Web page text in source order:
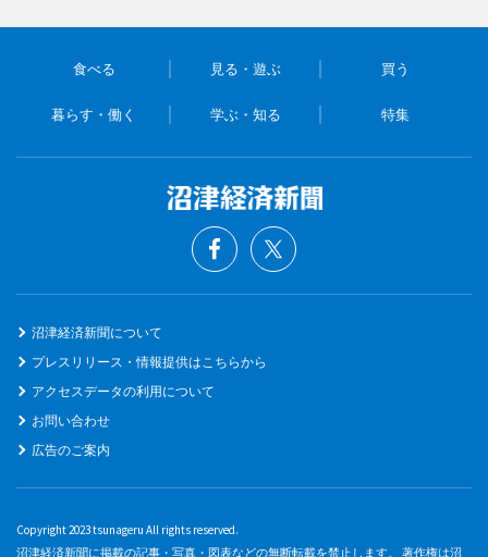
食べる 見る・遊ぶ 買う
暮らす・働く 学ぶ・知る 特集
沼津経済新聞について
プレスリリース・情報提供はこちらから
アクセスデータの利用について
お問い合わせ
広告のご案内
Copyright 2023 tsunageru All rights reserved.
沼津経済新聞に掲載の記事・写真・図表などの無断転載を禁止します。 著作権は沼